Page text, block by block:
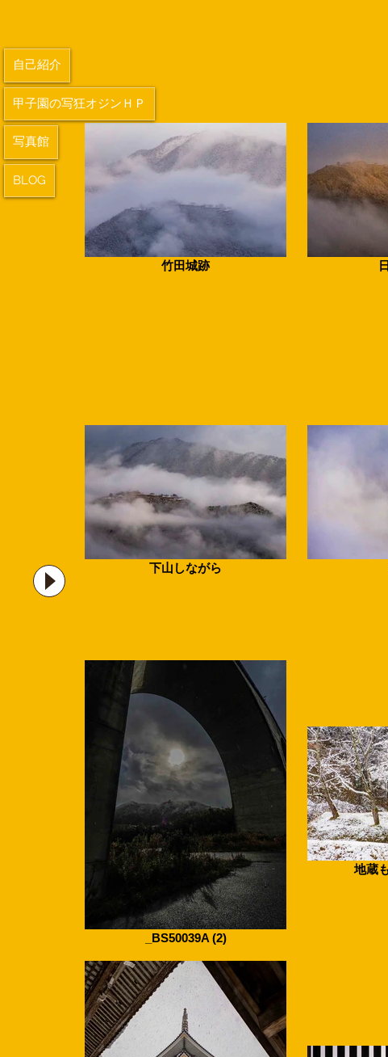
竹田城跡
下山しながら
_BS50039A (2)
地蔵
自己紹介
甲子園の写狂オジンＨＰ
写真館
BLOG